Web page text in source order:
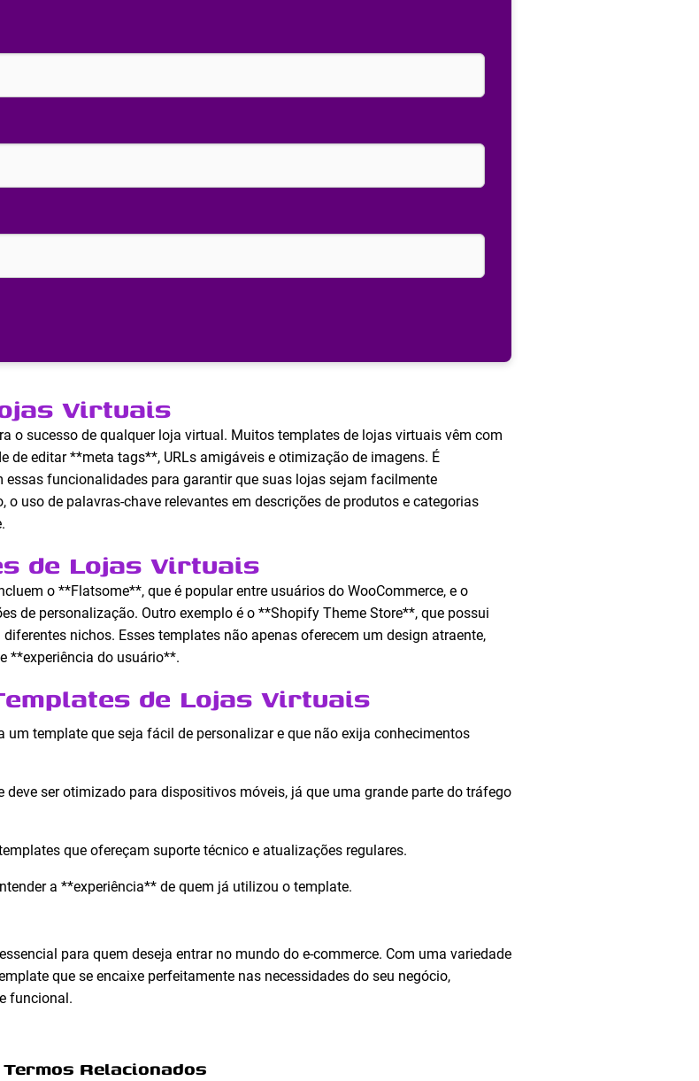
Virtuais
o sucesso de qualquer loja virtual. Muitos templates de lojas virtuais vêm com
de editar **meta tags**, URLs amigáveis e otimização de imagens. É
funcionalidades para garantir que suas lojas sejam facilmente
uso de palavras-chave relevantes em descrições de produtos e categorias
de Lojas Virtuais
o **Flatsome**, que é popular entre usuários do WooCommerce, e o
de personalização. Outro exemplo é o **Shopify Theme Store**, que possui
nichos. Esses templates não apenas oferecem um design atraente,
**experiência do usuário**.
de Lojas Virtuais
um template que seja fácil de personalizar e que não exija conhecimentos
ser otimizado para dispositivos móveis, já que uma grande parte do tráfego
que ofereçam suporte técnico e atualizações regulares.
a **experiência** de quem já utilizou o template.
para quem deseja entrar no mundo do e-commerce. Com uma variedade
que se encaixe perfeitamente nas necessidades do seu negócio,
funcional.
Termos Relacionados